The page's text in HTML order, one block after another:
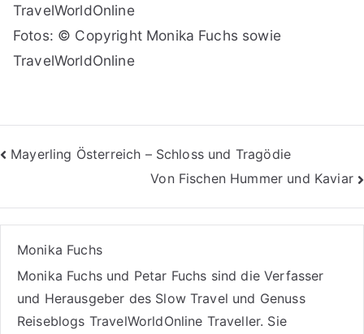
TravelWorldOnline
Fotos: © Copyright Monika Fuchs sowie
TravelWorldOnline
Beitragsnavigation
Mayerling Österreich – Schloss und Tragödie
Von Fischen Hummer und Kaviar
Monika Fuchs
Monika Fuchs und Petar Fuchs sind die Verfasser
und Herausgeber des Slow Travel und Genuss
Reiseblogs TravelWorldOnline Traveller. Sie